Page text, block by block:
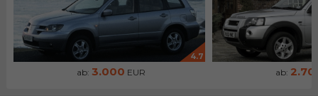
4.7
ab: 3.000 EUR ab: